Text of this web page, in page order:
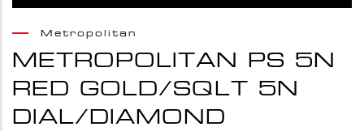
Metropolitan
METROPOLITAN PS 5N
RED GOLD/SQLT 5N
DIAL/DIAMOND